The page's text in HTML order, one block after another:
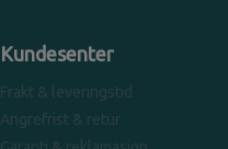
Kundesenter
Frakt & leveringstid
Angrefrist & retur